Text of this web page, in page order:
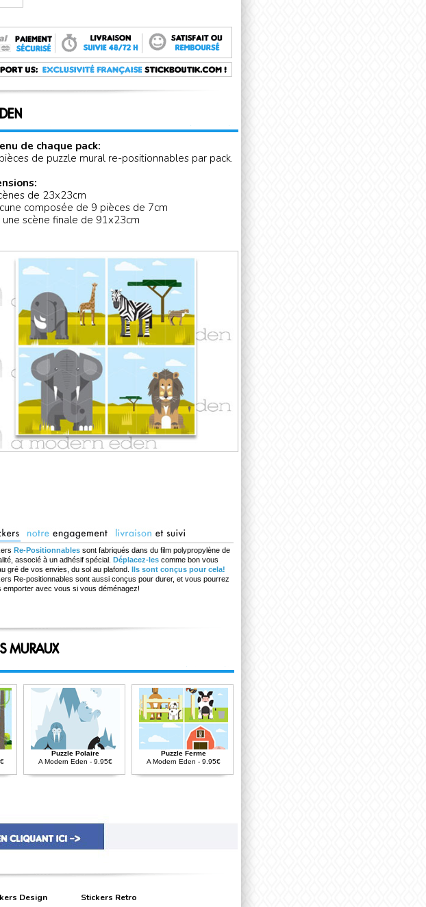
Re-Positionnables sont fabriqués dans du film polypropylène de
associé à un adhésif spécial. Déplacez-les comme bon vous
gré de vos envies, du sol au plafond. Ils sont conçus pour cela!
Re-positionnables sont aussi conçus pour durer, et vous pourrez
emporter avec vous si vous déménagez!
de chaque pack:
de puzzle mural re-positionnables par pack.
de 23x23cm
composée de 9 pièces de 7cm
scène finale de 91x23cm
MURAUX
Puzzle Polaire
A Modern Eden - 9.95€
Puzzle Ferme
A Modern Eden - 9.95€
Design Stickers Retro